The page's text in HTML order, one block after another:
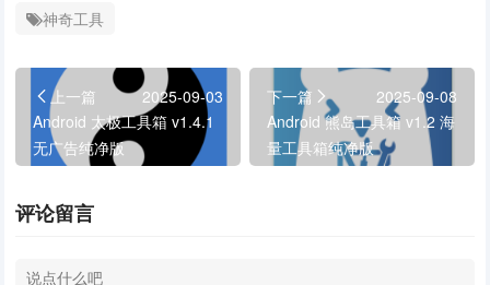
神奇工具
上一篇
2025-09-03
Android 太极工具箱 v1.4.1
无广告纯净版
下一篇
2025-09-08
Android 熊岛工具箱 v1.2 海
量工具箱纯净版
评论留言